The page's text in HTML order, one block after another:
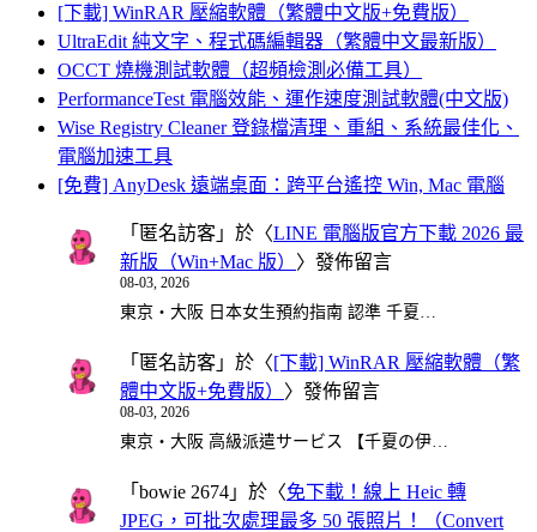
[下載] WinRAR 壓縮軟體（繁體中文版+免費版）
UltraEdit 純文字、程式碼編輯器（繁體中文最新版）
OCCT 燒機測試軟體（超頻檢測必備工具）
PerformanceTest 電腦效能、運作速度測試軟體(中文版)
Wise Registry Cleaner 登錄檔清理、重組、系統最佳化、
電腦加速工具
[免費] AnyDesk 遠端桌面：跨平台遙控 Win, Mac 電腦
「 匿名訪客 」於〈LINE 電腦版官方下載 2026 最
新版（Win+Mac 版） 〉發佈留言
08-03, 2026
東京・大阪 日本女生預約指南 認準 千夏…
「 匿名訪客 」於〈[下載] WinRAR 壓縮軟體（繁
體中文版+免費版） 〉發佈留言
08-03, 2026
東京・大阪 高級派遣サービス 【千夏の伊…
「 bowie 2674 」於〈免下載！線上 Heic 轉
JPEG，可批次處理最多 50 張照片！（Convert